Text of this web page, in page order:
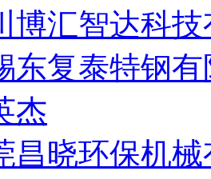
博汇智达科
东复泰特钢
杰
昌晓环保机